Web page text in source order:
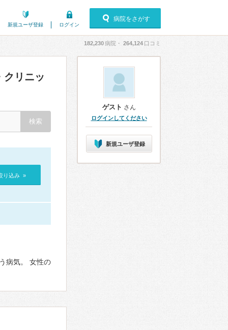
新規ユーザ登録 ログイン
病院をさがす
182,230病院・ 264,124 口コミ
クリニッ
り込み »
病気。 女性の
ゲスト さん
ログインしてください
新規ユーザ登録